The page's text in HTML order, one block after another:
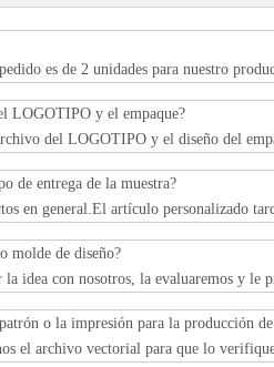
es de 2 unidades para nuestro
LOGOTIPO y el empaque?
del LOGOTIPO y el diseño del
de entrega de la muestra?
en general.El artículo personalizado
molde de diseño?
la idea con nosotros, la evaluaremos y le
o la impresión para la producción
el archivo vectorial para que lo